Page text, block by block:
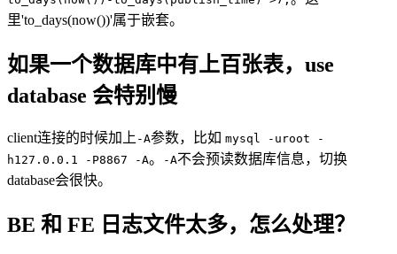
里'to_days(now())'属于嵌套。
如果一个数据库中有上百张表，use
database 会特别慢
client连接的时候加上 -A参数，比如 mysql -uroot -
h127.0.0.1 -P8867 -A。 -A不会预读数据库信息，切换
database会很快。
BE 和 FE 日志文件太多，怎么处理？